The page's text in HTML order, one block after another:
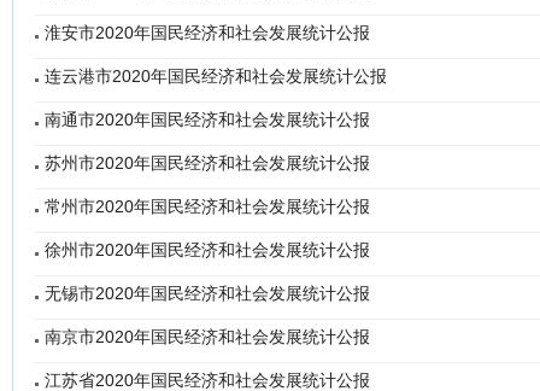
淮安市2020年国民经济和社会发展统计公报
连云港市2020年国民经济和社会发展统计公报
南通市2020年国民经济和社会发展统计公报
苏州市2020年国民经济和社会发展统计公报
常州市2020年国民经济和社会发展统计公报
徐州市2020年国民经济和社会发展统计公报
无锡市2020年国民经济和社会发展统计公报
南京市2020年国民经济和社会发展统计公报
江苏省2020年国民经济和社会发展统计公报